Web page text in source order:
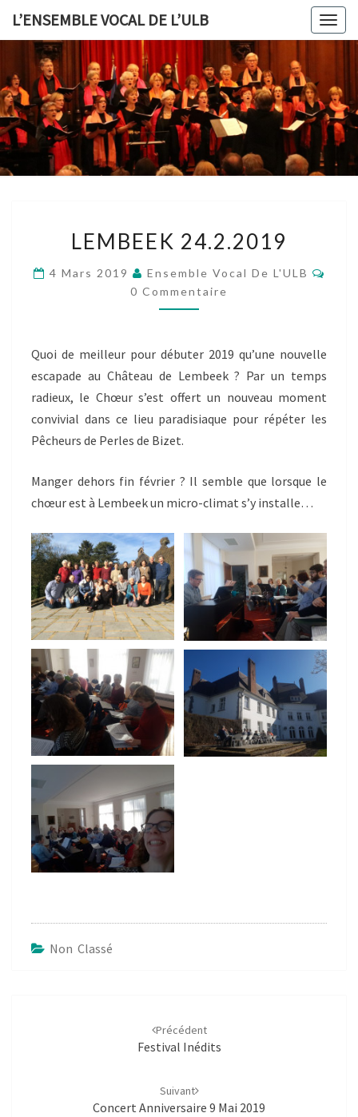
L’ENSEMBLE VOCAL DE L’ULB
VOCAL
L’ULB
24.2.2019
LEMBEEK 24.2.2019
4 Mars 2019 Ensemble Vocal De L'ULB
0 Commentaire
Quoi de meilleur pour débuter 2019 qu’une nouvelle
escapade au Château de Lembeek ? Par un temps
radieux, le Chœur s’est offert un nouveau moment
convivial dans ce lieu paradisiaque pour répéter les
Pêcheurs de Perles de Bizet.
Manger dehors fin février ? Il semble que lorsque le
chœur est à Lembeek un micro-climat s’y installe…
Non Classé
Précédent
Festival Inédits
Suivant
Concert Anniversaire 9 Mai 2019